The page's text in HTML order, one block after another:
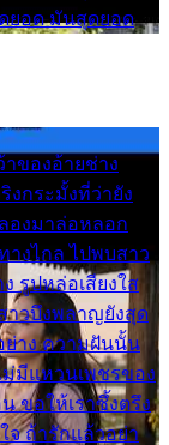
ยอด มันสุดยอด
ของอ้ายช่าง
งกระมั้งที่ว่ายัง
องมาล่อหลอก
งไกล ไปพบสาว
รูปหล่อเสียงใส
าวบึงพลาญยังสุด
ย่าง ความฝันนั้น
ม่มีแหวนเพชรของ
ขอให้เราซึ้งตรึง
จ ถ้ารักแล้วอย่า